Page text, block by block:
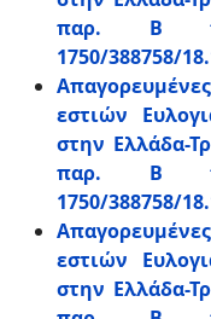
παρ. Β
1750/388758/
εστιών
στην Ελλάδα-
παρ. Β
1750/388758/
εστιών
στην Ελλάδα-